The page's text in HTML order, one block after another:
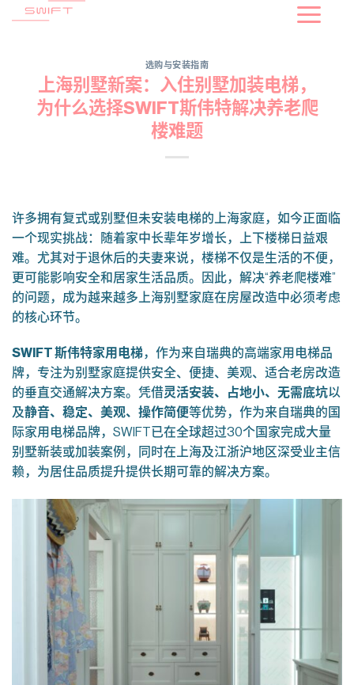
选购与安装指南
上海别墅新案：入住别墅加装电梯，
为什么选择SWIFT斯伟特解决养老爬
楼难题
许多拥有复式或别墅但未安装电梯的上海家庭，如今正面临
一个现实挑战：随着家中长辈年岁增长，上下楼梯日益艰
难。尤其对于退休后的夫妻来说，楼梯不仅是生活的不便，
更可能影响安全和居家生活品质。因此，解决“养老爬楼难”
的问题，成为越来越多上海别墅家庭在房屋改造中必须考虑
的核心环节。
SWIFT斯伟特家用电梯，作为来自瑞典的高端家用电梯品
牌，专注为别墅家庭提供安全、便捷、美观、适合老房改造
的垂直交通解决方案。凭借灵活安装、占地小、无需底坑以
及静音、稳定、美观、操作简便等优势，作为来自瑞典的国
际家用电梯品牌，SWIFT已在全球超过30个国家完成大量
别墅新装或加装案例，同时在上海及江浙沪地区深受业主信
赖，为居住品质提升提供长期可靠的解决方案。